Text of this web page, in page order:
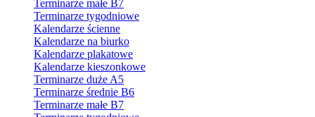
Terminarze małe B7
Terminarze tygodniowe
Kalendarze ścienne
Kalendarze na biurko
Kalendarze plakatowe
Kalendarze kieszonkowe
Terminarze duże A5
Terminarze średnie B6
Terminarze małe B7